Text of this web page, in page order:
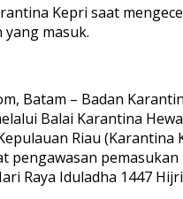
Kepri saat
yang masuk.
Batam – Badan
Balai Karantina
Riau (Karantina
pengawasan
Raya Iduladha 1447